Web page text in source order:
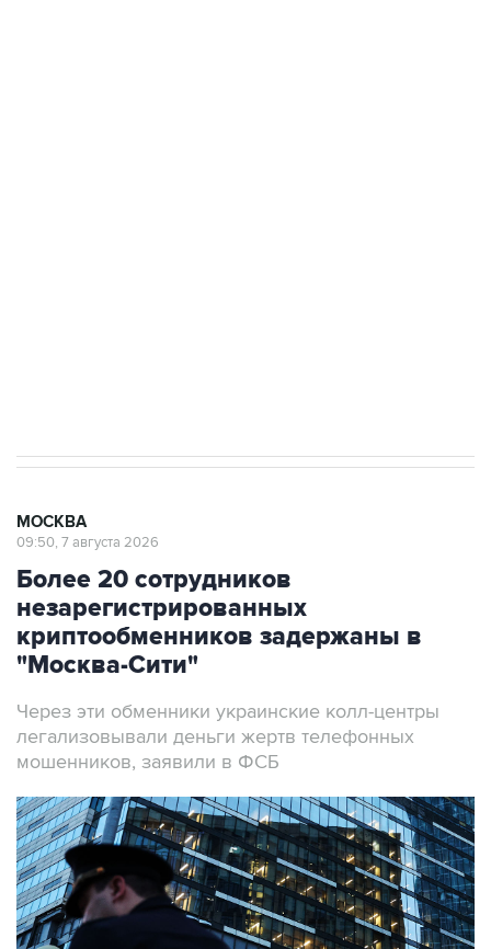
МОСКВА
09:50, 7 августа 2026
Более 20 сотрудников
незарегистрированных
криптообменников задержаны в
"Москва-Сити"
Через эти обменники украинские колл-центры
легализовывали деньги жертв телефонных
мошенников, заявили в ФСБ